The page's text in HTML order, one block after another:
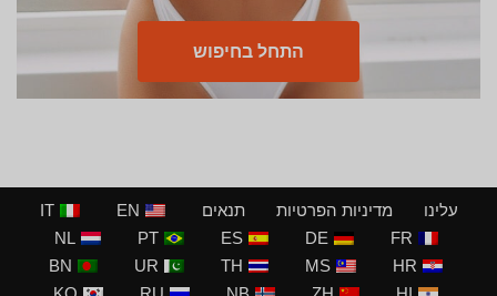
התחל בחיפוש
עלינו מדיניות הפרטיות תנאים EN
IT
FR
DE
ES
PT
NL
HR
MS
TH
UR
BN